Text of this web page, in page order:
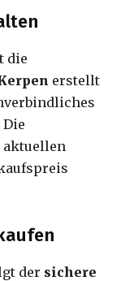
die
erstellt
der sichere